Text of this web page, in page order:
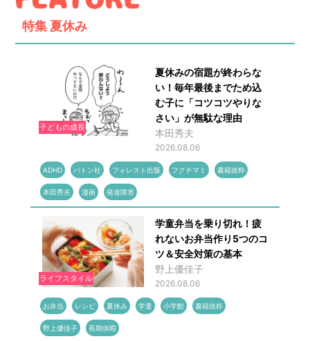
特集 夏休み
子どもの成長
夏休みの宿題が終わらな
い！毎年最後までため込
む子に「コツコツやりな
さい」が無駄な理由
本田秀夫
2026.08.06
ADHD バトン社 フォレスト出版 フクチマミ 書籍抜粋
本田秀夫 漫画 発達障害
ライフスタイル
学童弁当を乗り切れ！疲
れないお弁当作り5つのコ
ツ＆安全対策の基本
野上優佳子
2026.08.06
お弁当 レシピ 夏休み 学童 小学館 書籍抜粋
野上優佳子 長期休暇